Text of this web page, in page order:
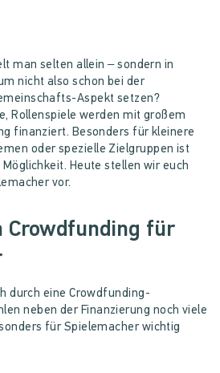
man selten allein – sondern in
nicht also schon bei der
Aspekt setzen?
Rollenspiele werden mit großem
finanziert. Besonders für kleinere
oder spezielle Zielgruppen ist
Heute stellen wir euch
vor.
Crowdfunding für
durch eine Crowdfunding-
neben der Finanzierung noch viele
für Spielemacher wichtig